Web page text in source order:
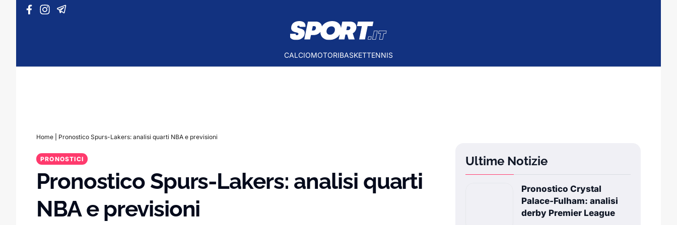
Vai al contenuto
CALCIOMOTORIBASKETTENNIS
Home Pronostico Spurs-Lakers: analisi quarti NBA e previsioni
PRONOSTICI
Pronostico Spurs-Lakers: analisi quarti
NBA e previsioni
Ultime Notizie
Pronostico Crystal
Palace-Fulham: analisi
derby Premier League